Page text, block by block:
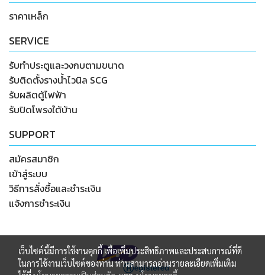
ราคาเหล็ก
SERVICE
รับทำประตูและวงกบตามขนาด
รับติดตั้งรางน้ำไวนิล SCG
รับผลิตตู้ไฟฟ้า
รับปิดโพรงใต้บ้าน
SUPPORT
สมัครสมาชิก
เข้าสู่ระบบ
วิธีการสั่งซื้อและชำระเงิน
แจ้งการชำระเงิน
เว็บไซต์นี้มีการใช้งานคุกกี้ เพื่อเพิ่มประสิทธิภาพและประสบการณ์ที่ดี
ในการใช้งานเว็บไซต์ของท่าน ท่านสามารถอ่านรายละเอียดเพิ่มเติม